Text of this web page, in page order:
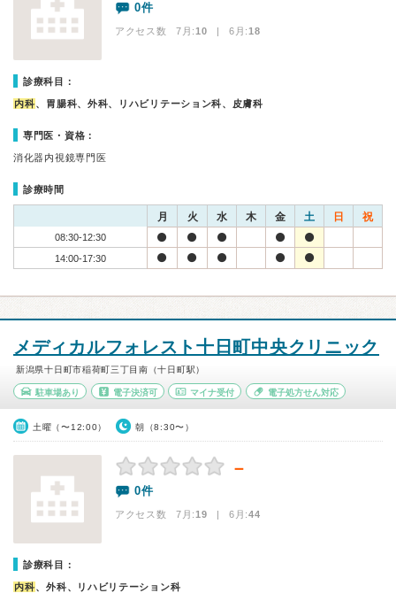
0件
アクセス数 7月:10 | 6月:18
診療科目：
内科、胃腸科、外科、リハビリテーション科、皮膚科
専門医・資格：
消化器内視鏡専門医
診療時間
月 火 水 木 金 土 日 祝
08:30-12:30
14:00-17:30
メディカルフォレスト十日町中央クリニック
新潟県十日町市稲荷町三丁目南（十日町駅）
駐車場あり 電子決済可 マイナ受付 電子処方せん対応
土曜（〜12:00） 朝（8:30〜）
－
0件
アクセス数 7月:19 | 6月:44
診療科目：
内科、外科、リハビリテーション科